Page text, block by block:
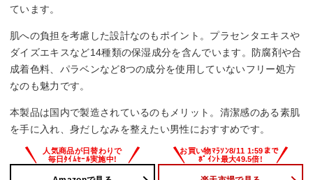
ています。
肌への負担を考慮した設計なのもポイント。プラセンタエキスや
ダイズエキスなど14種類の保湿成分を含んでいます。防腐剤や合
成着色料、パラベンなど8つの成分を使用していないフリー処方
なのも魅力です。
本製品は国内で製造されているのもメリット。清潔感のある素肌
を手に入れ、身だしなみを整えたい男性におすすめです。